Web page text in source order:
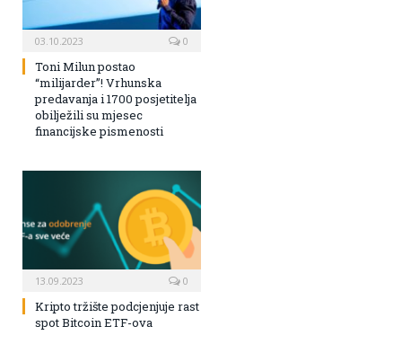
03.10.2023 0
Toni Milun postao
“milijarder”! Vrhunska
predavanja i 1700 posjetitelja
obilježili su mjesec
financijske pismenosti
13.09.2023 0
Kripto tržište podcjenjuje rast
spot Bitcoin ETF-ova